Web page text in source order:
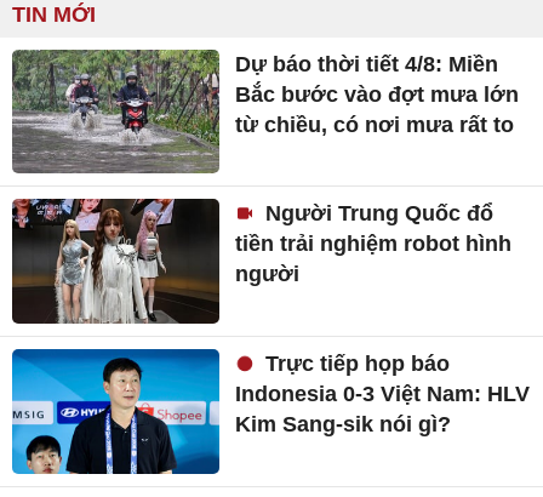
TIN MỚI
Dự báo thời tiết 4/8: Miền
Bắc bước vào đợt mưa lớn
từ chiều, có nơi mưa rất to
Người Trung Quốc đổ
tiền trải nghiệm robot hình
người
Trực tiếp họp báo
Indonesia 0-3 Việt Nam: HLV
Kim Sang-sik nói gì?